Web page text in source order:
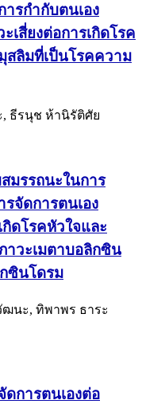
รกำกับตนเอง
เสี่ยงต่อการเกิดโรค
สลิมที่เป็นโรคความ
ธีรนุช ห้านิรัติศัย
มรรถนะในการ
จัดการตนเอง
ดโรคหัวใจและ
าวะเมตาบอลิกซิน
ซินโดรม
นะ, ทิพาพร ธาระ
ดการตนเองต่อ